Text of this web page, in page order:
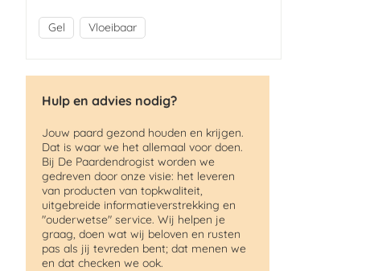
Gel Vloeibaar
Hulp en advies nodig?
Jouw paard gezond houden en krijgen.
Dat is waar we het allemaal voor doen.
Bij De Paardendrogist worden we
gedreven door onze visie: het leveren
van producten van topkwaliteit,
uitgebreide informatieverstrekking en
"ouderwetse" service. Wij helpen je
graag, doen wat wij beloven en rusten
pas als jij tevreden bent; dat menen we
en dat checken we ook.